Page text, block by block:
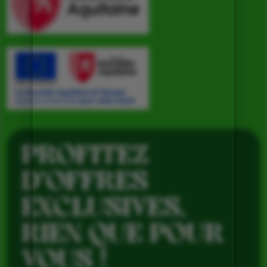
PROFITEZ
D’OFFRES
EXCLUSIVES,
RIEN QUE POUR
VOUS !